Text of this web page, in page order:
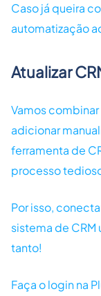
Caso já queira
automatização
Atualizar
Vamos
adicionar
ferramenta de
processo
Por isso,
sistema de CRM
tanto!
Faça o login na